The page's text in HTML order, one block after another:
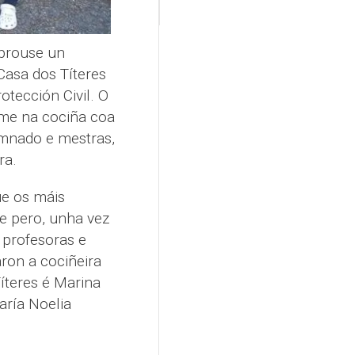
un
dos Títeres
Civil. O
na cociña coa
e mestras,
os máis
pero, unha vez
e
a cociñeira
é Marina
Noelia